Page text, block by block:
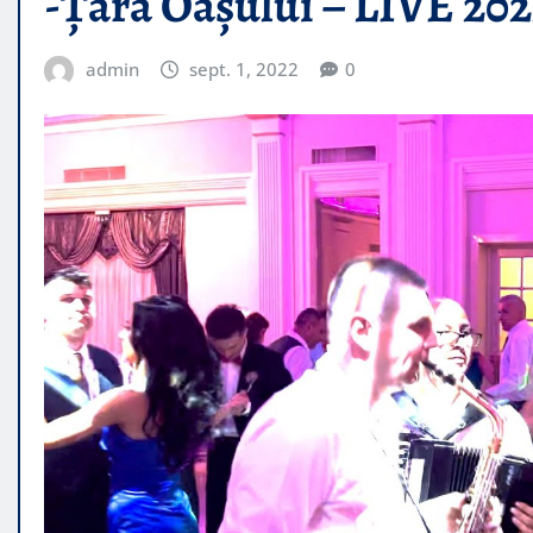
admin sept. 1, 2022 0